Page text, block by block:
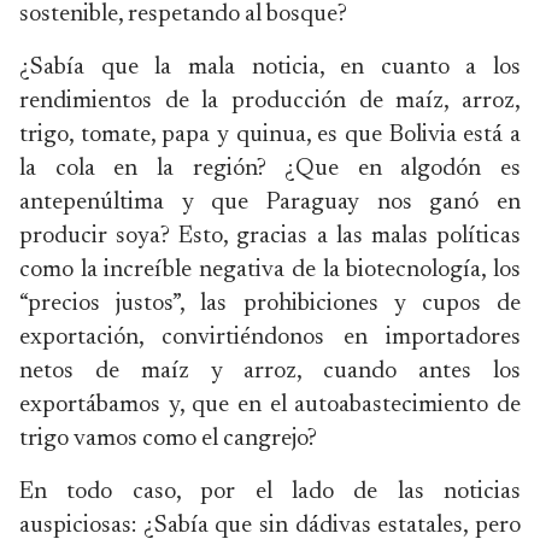
sostenible, respetando al bosque?
¿Sabía que la mala noticia, en cuanto a los
rendimientos de la producción de maíz, arroz,
trigo, tomate, papa y quinua, es que Bolivia está a
la cola en la región? ¿Que en algodón es
antepenúltima y que Paraguay nos ganó en
producir soya? Esto, gracias a las malas políticas
como la increíble negativa de la biotecnología, los
“precios justos”, las prohibiciones y cupos de
exportación, convirtiéndonos en importadores
netos de maíz y arroz, cuando antes los
exportábamos y, que en el autoabastecimiento de
trigo vamos como el cangrejo?
En todo caso, por el lado de las noticias
auspiciosas: ¿Sabía que sin dádivas estatales, pero